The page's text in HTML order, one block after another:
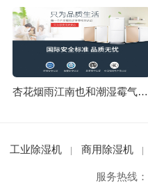
杏花烟雨江南也和潮湿霉气相伴
工业除湿机 商用除湿机
服务热线：